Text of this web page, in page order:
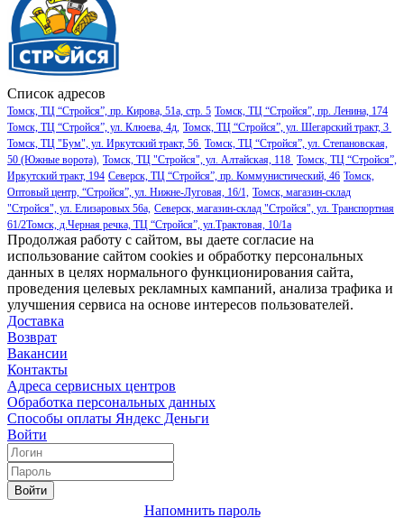
Список адресов
Томск, ТЦ “Стройся”, пр. Кирова, 51а, стр. 5 Томск, ТЦ “Стройся”, пр. Ленина, 174
Томск, ТЦ “Стройся”, ул. Клюева, 4д, Томск, ТЦ “Стройся”, ул. Шегарский тракт, 3
Томск, ТЦ "Бум", ул. Иркутский тракт, 56 Томск, ТЦ “Стройся”, ул. Степановская,
50 (Южные ворота), Томск, ТЦ "Стройся", ул. Алтайская, 118 Томск, ТЦ “Стройся”,
Иркутский тракт, 194 Северск, ТЦ “Стройся”, пр. Коммунистический, 46 Томск,
Оптовый центр, “Стройся”, ул. Нижне-Луговая, 16/1, Томск, магазин-склад
"Стройся", ул. Елизаровых 56а, Северск, магазин-склад "Стройся", ул. Транспортная
61/2Томск, д.Черная речка, ТЦ “Стройся”, ул.Трактовая, 10/1а
Продолжая работу с сайтом, вы даете согласие на
использование сайтом cookies и обработку персональных
данных в целях нормального функционирования сайта,
проведения целевых рекламных кампаний, анализа трафика и
улучшения сервиса на основе интересов пользователей.
Доставка
Возврат
Вакансии
Контакты
Адреса сервисных центров
Обработка персональных данных
Способы оплаты Яндекс Деньги
Войти
Войти
Напомнить пароль